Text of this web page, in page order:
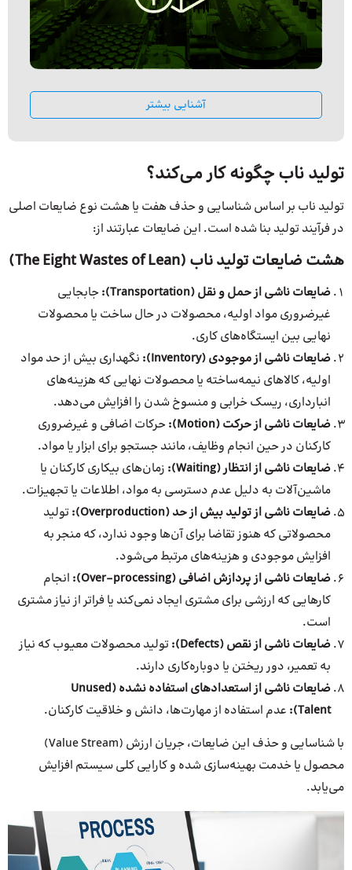
آشنایی بیشتر
تولید ناب چگونه کار می‌کند؟
تولید ناب بر اساس شناسایی و حذف هفت یا هشت نوع ضایعات اصلی
در فرآیند تولید بنا شده است. این ضایعات عبارتند از:
هشت ضایعات تولید ناب (The Eight Wastes of Lean)
ضایعات ناشی از حمل و نقل (Transportation):
جابجایی
غیرضروری مواد اولیه، محصولات در حال ساخت یا محصولات
نهایی بین ایستگاه‌های کاری.
ضایعات ناشی از موجودی (Inventory):
نگهداری بیش از حد مواد
اولیه، کالاهای نیمه‌ساخته یا محصولات نهایی که هزینه‌های
انبارداری، ریسک خرابی و منسوخ شدن را افزایش می‌دهد.
ضایعات ناشی از حرکت (Motion):
حرکات اضافی و غیرضروری
کارکنان در حین انجام وظایف، مانند جستجو برای ابزار یا مواد.
ضایعات ناشی از انتظار (Waiting):
زمان‌های بیکاری کارکنان یا
ماشین‌آلات به دلیل عدم دسترسی به مواد، اطلاعات یا تجهیزات.
ضایعات ناشی از تولید بیش از حد (Overproduction):
تولید
محصولاتی که هنوز تقاضا برای آن‌ها وجود ندارد، که منجر به
افزایش موجودی و هزینه‌های مرتبط می‌شود.
ضایعات ناشی از پردازش اضافی (Over-processing):
انجام
کارهایی که ارزشی برای مشتری ایجاد نمی‌کند یا فراتر از نیاز مشتری
است.
ضایعات ناشی از نقص (Defects):
تولید محصولات معیوب که نیاز
به تعمیر، دور ریختن یا دوباره‌کاری دارند.
ضایعات ناشی از استعدادهای استفاده نشده (Unused
Talent):
عدم استفاده از مهارت‌ها، دانش و خلاقیت کارکنان.
با شناسایی و حذف این ضایعات، جریان ارزش (Value Stream)
محصول یا خدمت بهینه‌سازی شده و کارایی کلی سیستم افزایش
می‌یابد.